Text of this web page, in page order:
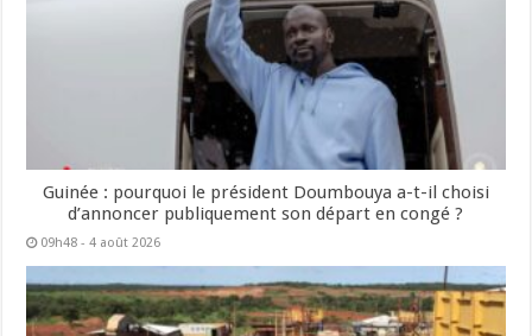
Guinée : pourquoi le président Doumbouya a-t-il choisi
d’annoncer publiquement son départ en congé ?
09h48 - 4 août 2026